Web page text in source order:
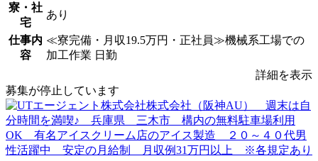
寮・社
宅
あり
仕事内
容
≪寮完備・月収19.5万円・正社員≫機械系工場での
加工作業 日勤
詳細を表示
募集が停止しています